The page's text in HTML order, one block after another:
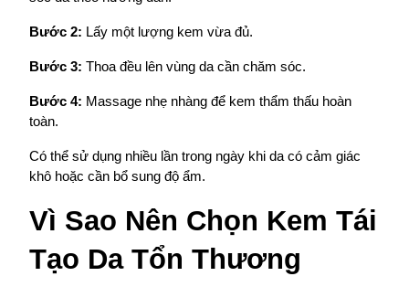
Bước 2: Lấy một lượng kem vừa đủ.
Bước 3: Thoa đều lên vùng da cần chăm sóc.
Bước 4: Massage nhẹ nhàng để kem thẩm thấu hoàn
toàn.
Có thể sử dụng nhiều lần trong ngày khi da có cảm giác
khô hoặc cần bổ sung độ ẩm.
Vì Sao Nên Chọn Kem Tái
Tạo Da Tổn Thương